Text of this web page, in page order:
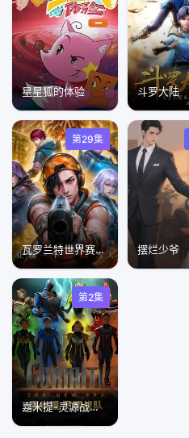
星星狐的体验 斗罗大陆
第29集
瓦罗兰特世界赛，你让我一个黑铁当大哥 摆烂少爷
第2集
嘉米提-灵源战队​(英文版)